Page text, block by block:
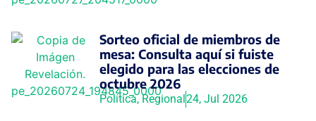
Sorteo oficial de miembros de
mesa: Consulta aquí si fuiste
elegido para las elecciones de
octubre 2026
Política, Regional24, Jul 2026